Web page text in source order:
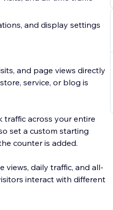
and page views directly
service, or blog is
traffic across your entire
set a custom starting
counter is added.
daily traffic, and all-
interact with different